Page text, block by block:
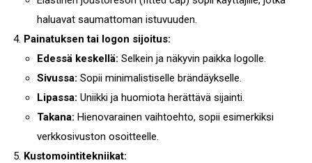
haluavat saumattoman istuvuuden.
Painatuksen tai logon sijoitus:
Edessä keskellä: Selkein ja näkyvin paikka logolle.
Sivussa: Sopii minimalistiselle brändäykselle.
Lipassa: Uniikki ja huomiota herättävä sijainti.
Takana: Hienovarainen vaihtoehto, sopii esimerkiksi
verkkosivuston osoitteelle.
Kustomointitekniikat: